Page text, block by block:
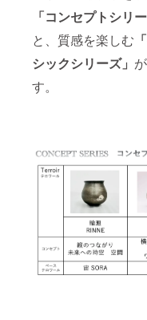
「コンセプトシリー
と、質感を楽しむ
シックシリーズ」
す。